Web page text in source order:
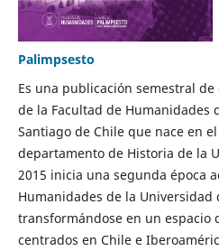
Palimpsesto
Es una publicación semestral
de la Facultad de Humanidades
Santiago de Chile que nace en
departamento de Historia de la
2015 inicia una segunda época
Humanidades de la Universidad
transformándose en un espacio
centrados en Chile e